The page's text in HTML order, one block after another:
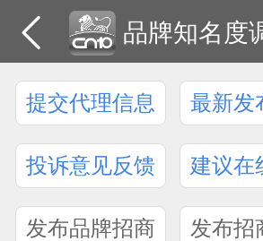
品牌知名度
提交代理信息 最新发
投诉意见反馈 建议在
发布品牌招商 发布招